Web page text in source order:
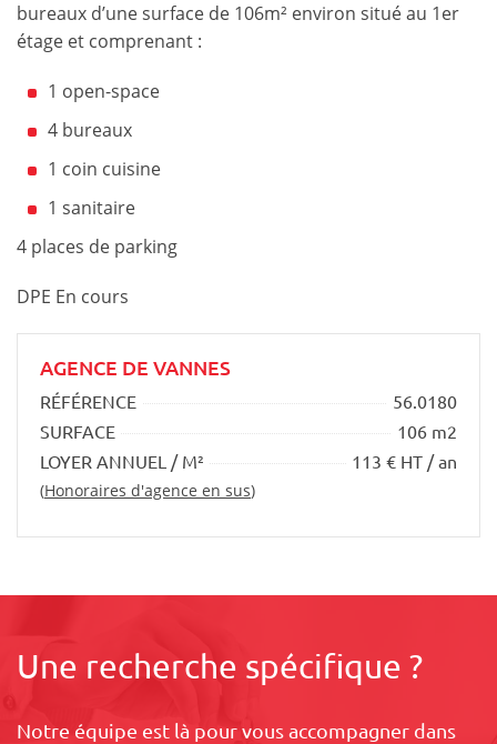
bureaux d’une surface de 106m² environ situé au 1er
étage et comprenant :
1 open-space
4 bureaux
1 coin cuisine
1 sanitaire
4 places de parking
DPE En cours
AGENCE DE VANNES
RÉFÉRENCE
56.0180
SURFACE
106 m2
LOYER ANNUEL / M²
113 € HT / an
(Honoraires d'agence en sus)
Une recherche spécifique ?
Notre équipe est là pour vous accompagner dans